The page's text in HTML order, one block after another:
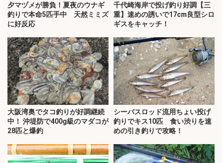
夕マヅメが勝負！夏夜のウナギ
釣りで本命5匹手中 天然ミミズ
に好反応
千代崎海岸で投げ釣り好調【三
重】速めの誘いで17cm良型シロ
ギスをキャッチ！
大阪湾奥でタコ釣りが好調継続
中！ 沖堤防で400g級のマダコが
28匹と爆釣
シーバスロッド流用ちょい投げ
釣りでキス10匹 食い渋りを速
めの引き釣りで攻略！